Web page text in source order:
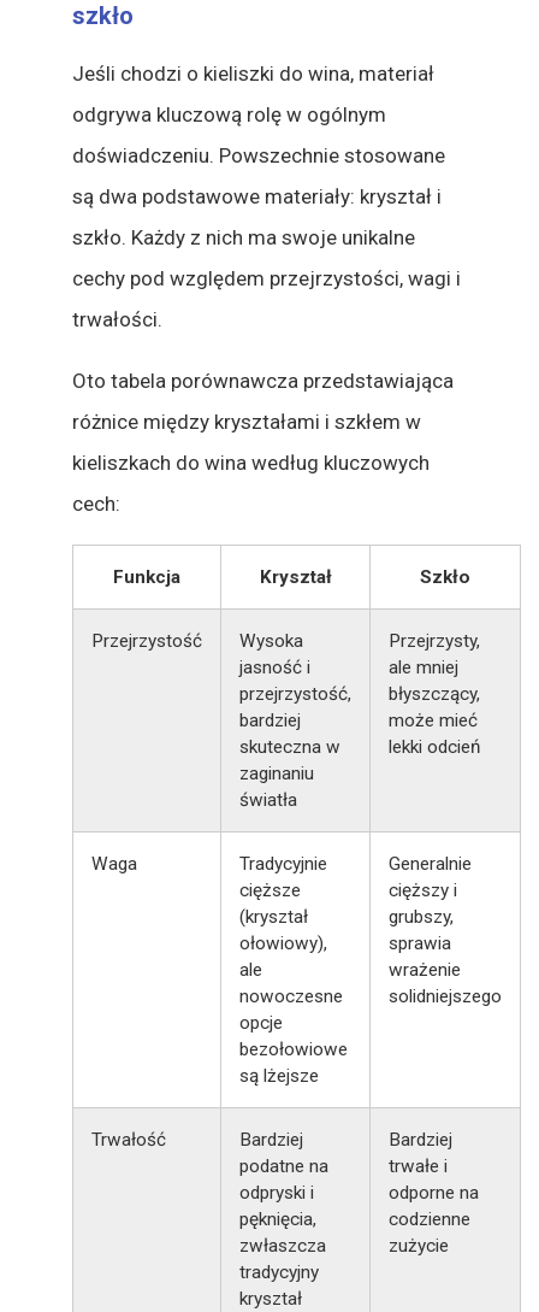
szkło
Jeśli chodzi o kieliszki do wina, materiał
odgrywa kluczową rolę w ogólnym
doświadczeniu. Powszechnie stosowane
są dwa podstawowe materiały: kryształ i
szkło. Każdy z nich ma swoje unikalne
cechy pod względem przejrzystości, wagi i
trwałości.
Oto tabela porównawcza przedstawiająca
różnice między kryształami i szkłem w
kieliszkach do wina według kluczowych
cech:
Funkcja Kryształ Szkło
Przejrzystość
Wysoka
jasność i
przejrzystość,
bardziej
skuteczna w
zaginaniu
światła
Przejrzysty,
ale mniej
błyszczący,
może mieć
lekki odcień
Waga
Tradycyjnie
cięższe
(kryształ
ołowiowy),
ale
nowoczesne
opcje
bezołowiowe
są lżejsze
Generalnie
cięższy i
grubszy,
sprawia
wrażenie
solidniejszego
Trwałość
Bardziej
podatne na
odpryski i
pęknięcia,
zwłaszcza
tradycyjny
kryształ
Bardziej
trwałe i
odporne na
codzienne
zużycie